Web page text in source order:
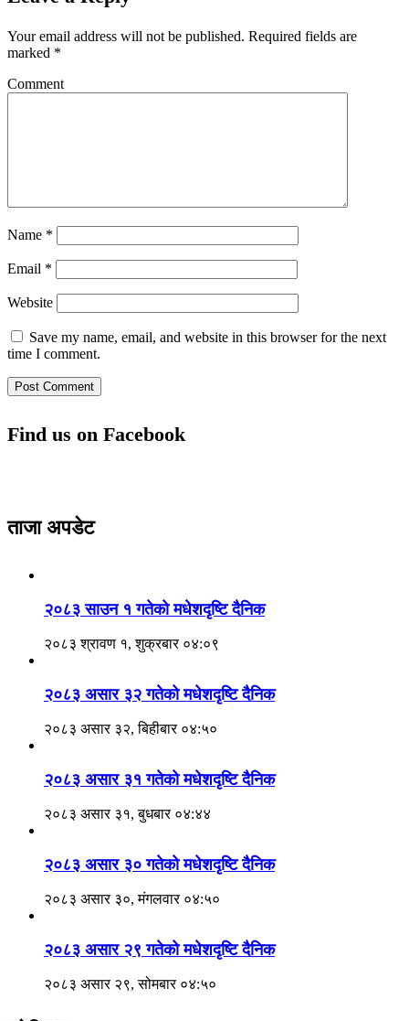
Your email address will not be published. Required fields are
marked *
Comment
Name *
Email *
Website
Save my name, email, and website in this browser for the next
time I comment.
Find us on Facebook
ताजा अपडेट
२०८३ साउन १ गतेकाे मधेशदृष्टि दैनिक
२०८३ श्रावण १, शुक्रबार ०४:०९
२०८३ असार ३२ गतेको मधेशदृष्टि दैनिक
२०८३ असार ३२, बिहीबार ०४:५०
२०८३ असार ३१ गतेको मधेशदृष्टि दैनिक
२०८३ असार ३१, बुधबार ०४:४४
२०८३ असार ३० गतेको मधेशदृष्टि दैनिक
२०८३ असार ३०, मंगलवार ०४:५०
२०८३ असार २९ गतेको मधेशदृष्टि दैनिक
२०८३ असार २९, सोमबार ०४:५०